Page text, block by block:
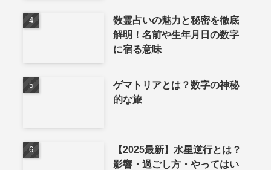
数霊占いの魅力と秘密を徹底
解明！名前や生年月日の数字
に宿る意味
ゲマトリアとは？数字の神秘
的な旅
【2025最新】水星逆行とは？
影響・過ごし方・やってはい